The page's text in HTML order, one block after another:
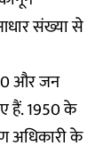
संख्या से
और जन
हैं. 1950 के
अधिकारी के